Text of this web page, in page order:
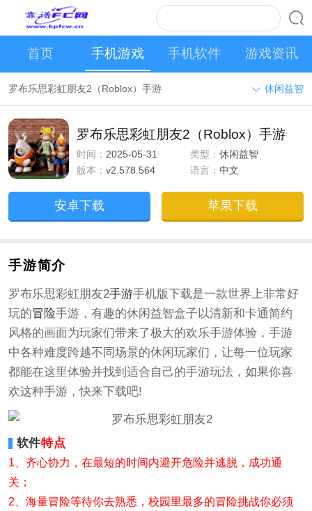
首页 手机游戏 手机软件 游戏资讯
罗布乐思彩虹朋友2（Roblox）手游 休闲益智
罗布乐思彩虹朋友2（Roblox）手游
时间： 2025-05-31 类型：休闲益智
版本：v2.578.564 语言：中文
安卓下载 苹果下载
手游简介
罗布乐思彩虹朋友2手游手机版下载是一款世界上非常好
玩的冒险手游，有趣的休闲益智盒子以清新和卡通简约
风格的画面为玩家们带来了极大的欢乐手游体验，手游
中各种难度跨越不同场景的休闲玩家们，让每一位玩家
都能在这里体验并找到适合自己的手游玩法，如果你喜
欢这种手游，快来下载吧!
软件特点
1、齐心协力，在最短的时间内避开危险并逃脱，成功通
关；
2、海量冒险等待你去熟悉，校园里最多的冒险挑战你必须